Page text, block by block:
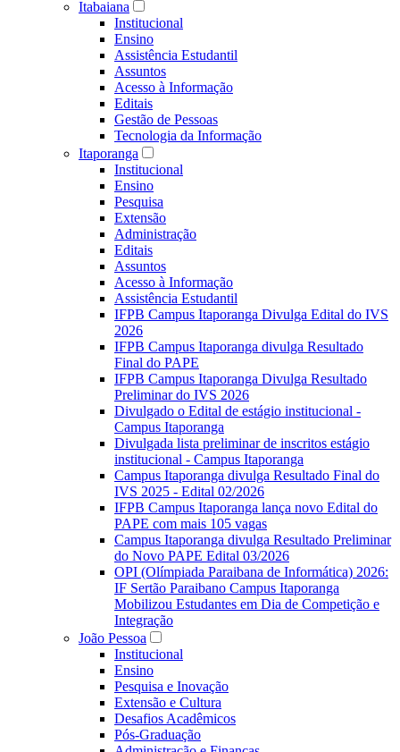
Itabaiana
Institucional
Ensino
Assistência Estudantil
Assuntos
Acesso à Informação
Editais
Gestão de Pessoas
Tecnologia da Informação
Itaporanga
Institucional
Ensino
Pesquisa
Extensão
Administração
Editais
Assuntos
Acesso à Informação
Assistência Estudantil
IFPB Campus Itaporanga Divulga Edital do IVS
2026
IFPB Campus Itaporanga divulga Resultado
Final do PAPE
IFPB Campus Itaporanga Divulga Resultado
Preliminar do IVS 2026
Divulgado o Edital de estágio institucional -
Campus Itaporanga
Divulgada lista preliminar de inscritos estágio
institucional - Campus Itaporanga
Campus Itaporanga divulga Resultado Final do
IVS 2025 - Edital 02/2026
IFPB Campus Itaporanga lança novo Edital do
PAPE com mais 105 vagas
Campus Itaporanga divulga Resultado Preliminar
do Novo PAPE Edital 03/2026
OPI (Olímpiada Paraibana de Informática) 2026:
IF Sertão Paraibano Campus Itaporanga
Mobilizou Estudantes em Dia de Competição e
Integração
João Pessoa
Institucional
Ensino
Pesquisa e Inovação
Extensão e Cultura
Desafios Acadêmicos
Pós-Graduação